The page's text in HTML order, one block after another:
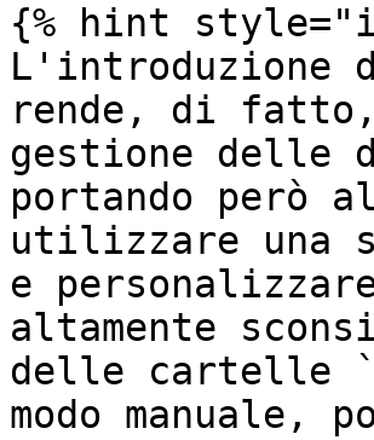
{% hint
L'introduzione
rende, di fatto,
gestione delle
portando però
utilizzare una
e
altamente
delle cartelle
modo manuale,